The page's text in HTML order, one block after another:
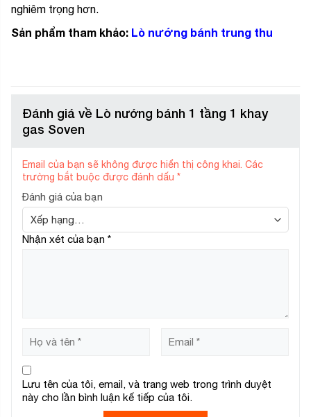
nghiêm trọng hơn.
Sản phẩm tham khảo: Lò nướng bánh trung thu
Đánh giá về Lò nướng bánh 1 tầng 1 khay
gas Soven
Email của bạn sẽ không được hiển thị công khai. Các
trường bắt buộc được đánh dấu *
Đánh giá của bạn
Nhận xét của bạn *
Lưu tên của tôi, email, và trang web trong trình duyệt
này cho lần bình luận kế tiếp của tôi.